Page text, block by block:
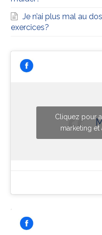
Je n’ai plus mal au
exercices?
Cliquez pour
marketing et